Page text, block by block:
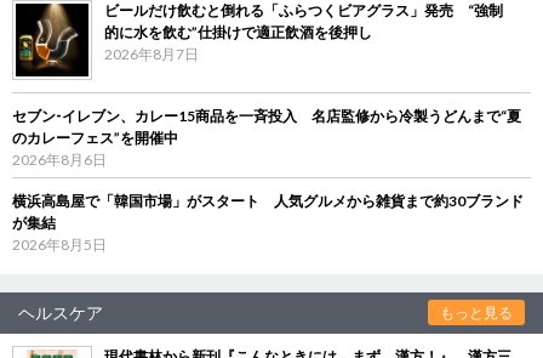
ビールだけ飲むと倒れる「ふらつくビアグラス」発売 “強制
的に水を飲む”仕掛けで適正飲酒を後押し
2026年8月7日
セブン‐イレブン、カレー15商品を一斉投入 名店監修から冷製うどんまで“夏
のカレーフェス”を開催中
2026年8月6日
横浜高島屋で「韓国市場」がスタート 人気グルメから雑貨まで約30ブランド
が集結
2026年8月5日
ヘルスケア もっと見る